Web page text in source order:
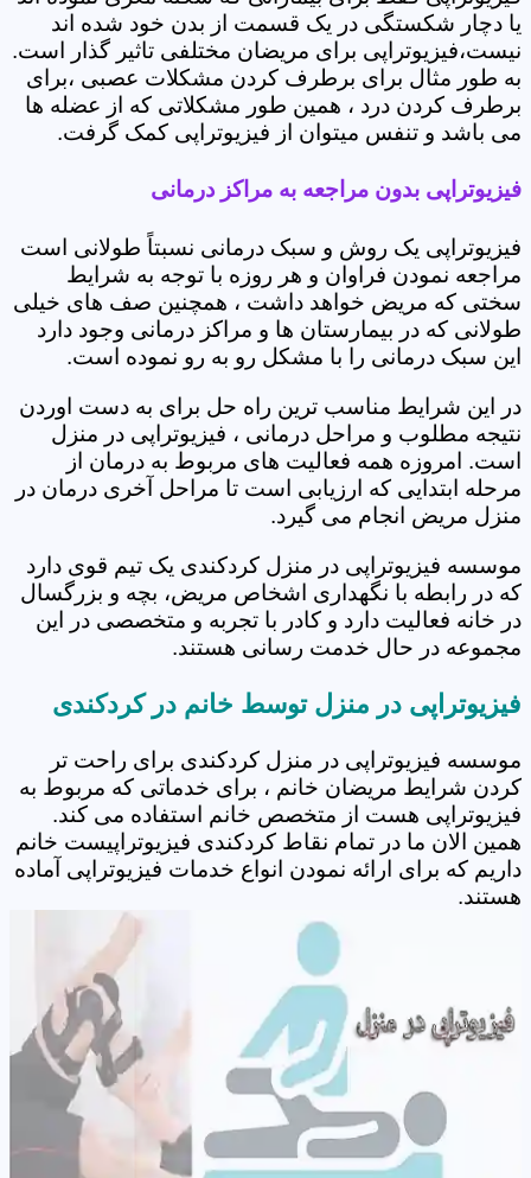
یا دچار شکستگی در یک قسمت از بدن خود شده اند
نیست،فیزیوتراپی برای مریضان مختلفی تاثیر گذار است.
به طور مثال برای برطرف کردن مشکلات عصبی ،برای
برطرف کردن درد ، همین طور مشکلاتی که از عضله ها
می باشد و تنفس میتوان از فیزیوتراپی کمک گرفت.
فیزیوتراپی بدون مراجعه به مراکز درمانی
فیزیوتراپی یک روش و سبک درمانی نسبتاً طولانی است
مراجعه نمودن فراوان و هر روزه با توجه به شرایط
سختی که مریض خواهد داشت ، همچنین صف های خیلی
طولانی که در بیمارستان ها و مراکز درمانی وجود دارد
این سبک درمانی را با مشکل رو به رو نموده است.
در این شرایط مناسب ترین راه حل برای به دست اوردن
نتیجه مطلوب و مراحل درمانی ، فیزیوتراپی در منزل
است. امروزه همه فعالیت های مربوط به درمان از
مرحله ابتدایی که ارزیابی است تا مراحل آخری درمان در
منزل مریض انجام می گیرد.
موسسه فیزیوتراپی در منزل کردکندی یک تیم قوی دارد
که در رابطه با نگهداری اشخاص مریض، بچه و بزرگسال
در خانه فعالیت دارد و کادر با تجربه و متخصصی در این
مجموعه در حال خدمت رسانی هستند.
فیزیوتراپی در منزل توسط خانم در کردکندی
موسسه فیزیوتراپی در منزل کردکندی برای راحت تر
کردن شرایط مریضان خانم ، برای خدماتی که مربوط به
فیزیوتراپی هست از متخصص خانم استفاده می کند.
همین الان ما در تمام نقاط کردکندی فیزیوتراپیست خانم
داریم که برای ارائه نمودن انواع خدمات فیزیوتراپی آماده
هستند.